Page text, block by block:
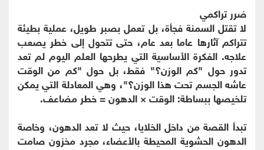
ضرر تراكمي
لا تقتل السمنة فجأة، بل تعمل بصبر طويل، عملية بطيئة
تتراكم آثارها عاما بعد عام، حتى تتحول إلى خطر يصعب
علاجه. الفكرة الأساسية التي يطرحها العلم اليوم لم تعد
تدور حول "كم الوزن؟" فقط، بل حول "كم من الوقت
عاشه الجسم تحت هذا الوزن؟"، وهي المعادلة التي يمكن
تلخيصها ببساطة: الوقت × الدهون = خطر مضاعف.
تبدأ القصة من داخل الخلايا، حيث لا تعد الدهون، وخاصة
الدهون الحشوية المحيطة بالأعضاء، مجرد مخزون صامت